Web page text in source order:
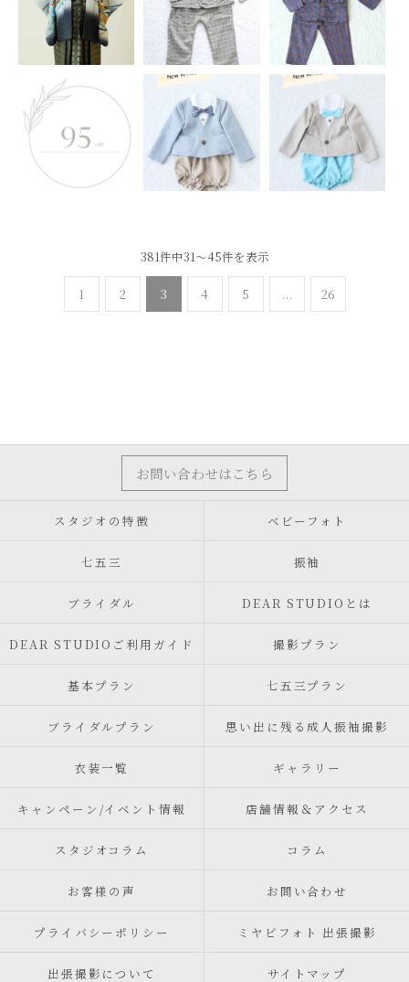
381件中31～45件を表示
1 2 3 4 5 ... 26
お問い合わせはこちら
スタジオの特徴 ベビーフォト
七五三 振袖
ブライダル DEAR STUDIOとは
DEAR STUDIOご利用ガイド 撮影プラン
基本プラン 七五三プラン
ブライダルプラン 思い出に残る成人振袖撮影
衣装一覧 ギャラリー
キャンペーン/イベント情報 店舗情報＆アクセス
スタジオコラム コラム
お客様の声 お問い合わせ
プライバシーポリシー ミヤビフォト 出張撮影
出張撮影について サイトマップ